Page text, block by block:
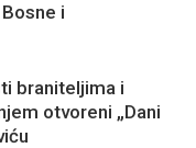
i
braniteljima i
otvoreni „Dani